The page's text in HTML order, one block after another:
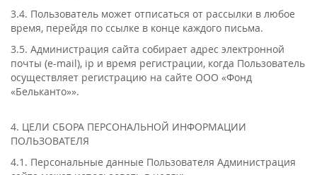
3.4. Пользователь может отписаться от рассылки в любое
время, перейдя по ссылке в конце каждого письма.
3.5. Администрация сайта собирает адрес электронной
почты (e-mail), ip и время регистрации, когда Пользователь
осуществляет регистрацию на сайте ООО «Фонд
«Бельканто»».
4. ЦЕЛИ СБОРА ПЕРСОНАЛЬНОЙ ИНФОРМАЦИИ
ПОЛЬЗОВАТЕЛЯ
4.1. Персональные данные Пользователя Администрация